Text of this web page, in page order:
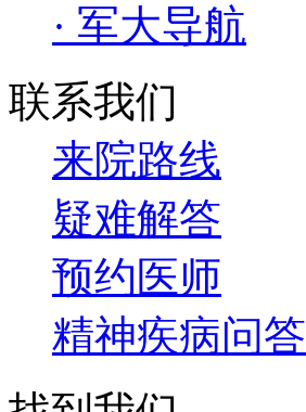
· 军大导航
联系我们
来院路线
疑难解答
预约医师
精神疾病问答